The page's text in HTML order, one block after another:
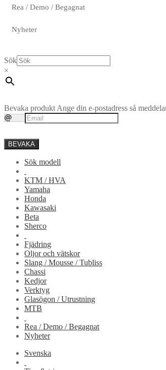
Rea / Demo / Begagnat
Nyheter
Sök
×
Bevaka produkt Ange din e-postadress så
BEVAKA
Sök modell
KTM / HVA
Yamaha
Honda
Kawasaki
Beta
Sherco
Fjädring
Oljor och vätskor
Slang / Mousse / Tubliss
Chassi
Kedjor
Verktyg
Glasögon / Utrustning
MTB
Rea / Demo / Begagnat
Nyheter
Svenska